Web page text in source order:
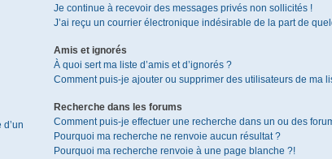
Je continue à recevoir des messages privés non sollicités !
J’ai reçu un courrier électronique indésirable de la part de
Amis et ignorés
À quoi sert ma liste d’amis et d’ignorés ?
Comment puis-je ajouter ou supprimer des utilisateurs de ma
Recherche dans les forums
Comment puis-je effectuer une recherche dans un ou des
Pourquoi ma recherche ne renvoie aucun résultat ?
Pourquoi ma recherche renvoie à une page blanche ?!